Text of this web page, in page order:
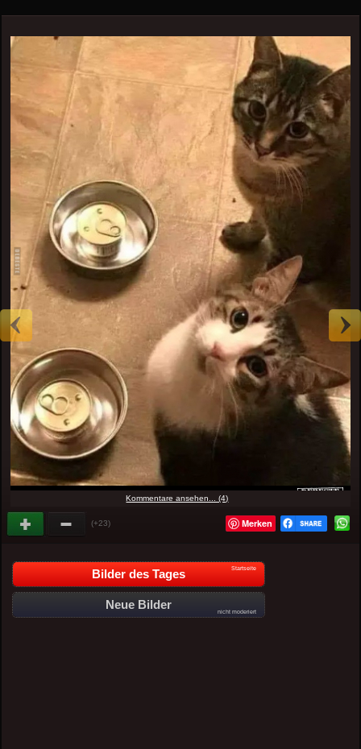
Kommentare ansehen... (4)
(+23) Merken
Bilder des Tages Startseite
Neue Bilder
nicht moderiert